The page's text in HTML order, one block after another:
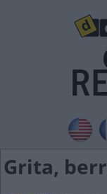
Grita,